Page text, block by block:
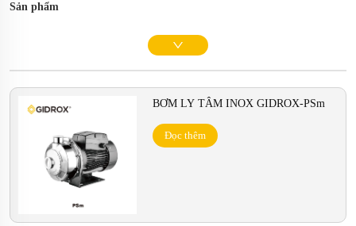
Sản phẩm
BƠM LY TÂM INOX GIDROX-PSm
Đọc thêm